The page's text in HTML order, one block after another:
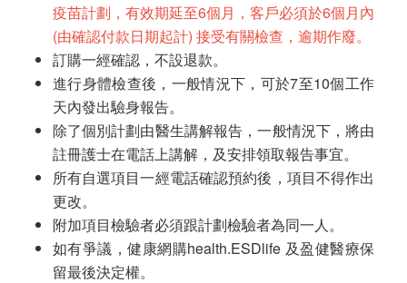
疫苗計劃，有效期延至6個月，客戶必須於6個月內
(由確認付款日期起計) 接受有關檢查，逾期作廢。
訂購一經確認，不設退款。
進行身體檢查後，一般情況下，可於7至10個工作
天內發出驗身報告。
除了個別計劃由醫生講解報告，一般情況下，將由
註冊護士在電話上講解，及安排領取報告事宜。
所有自選項目一經電話確認預約後，項目不得作出
更改。
附加項目檢驗者必須跟計劃檢驗者為同一人。
如有爭議，健康網購health.ESDlife 及盈健醫療保
留最後決定權。